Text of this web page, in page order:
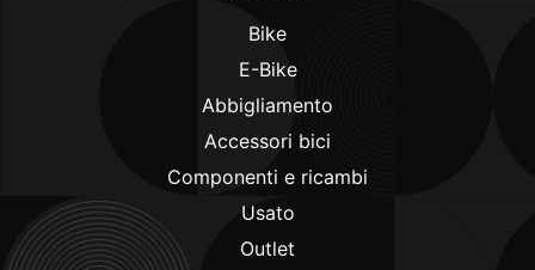
Bike
E-Bike
Abbigliamento
Accessori bici
Componenti e ricambi
Usato
Outlet